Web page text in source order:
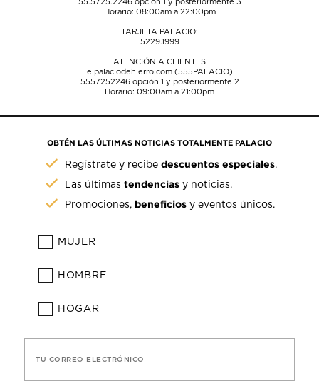
55.5725.2246opción 1 y posteriormente 3
Horario: 08:00am a 22:00pm
TARJETA PALACIO:
5229.1999
ATENCIÓN A CLIENTES
elpalaciodehierro.com (555PALACIO)
5557252246opción 1 y posteriormente 2
Horario: 09:00am a 21:00pm
OBTÉN LAS ÚLTIMAS NOTICIAS TOTALMENTE PALACIO
Regístrate y recibedescuentos especiales.
Las últimastendencias y noticias.
Promociones, beneficios y eventos únicos.
MUJER
HOMBRE
HOGAR
TU CORREO ELECTRÓNICO